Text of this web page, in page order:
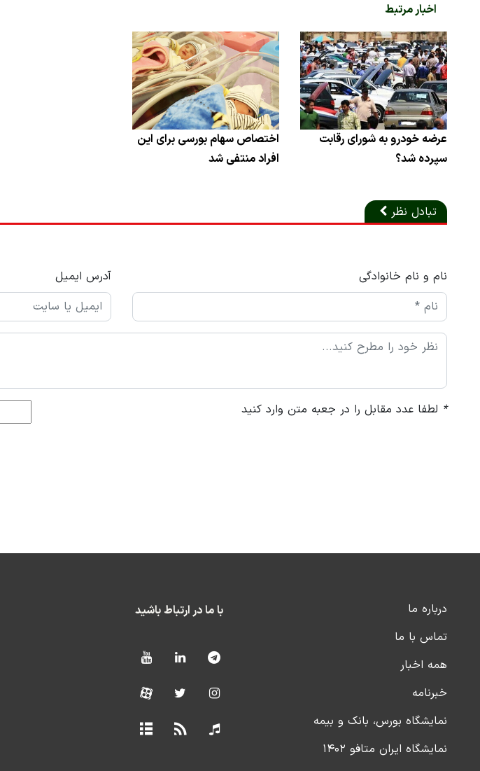
اخبار مرتبط
عرضه خودرو به شورای رقابت
سپرده شد؟
اختصاص سهام بورسی برای این
افراد منتفی شد
تبادل نظر
نام و نام خانوادگی آدرس ایمیل
* لطفا عدد مقابل را در جعبه متن وارد کنید
درباره ما
تماس با ما
همه اخبار
خبرنامه
نمایشگاه بورس، بانک و بیمه
نمایشگاه ایران متافو ۱۴۰۲
با ما در ارتباط باشید